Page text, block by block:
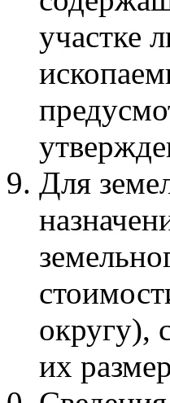
участке
Для
округу),
их